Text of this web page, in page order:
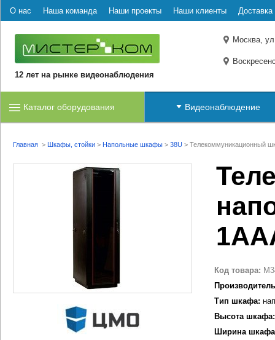
О нас Наша команда Наши проекты Наши клиенты Доставка
12 лет на рынке видеонаблюдения
Москва,
Каталог оборудования Видеонаблюдение
Главная > Шкафы, стойки > Напольные шкафы > 38U > Телекоммуникационный
Код товара:
Тип шкафа:
Высота шкафа:
Ширина